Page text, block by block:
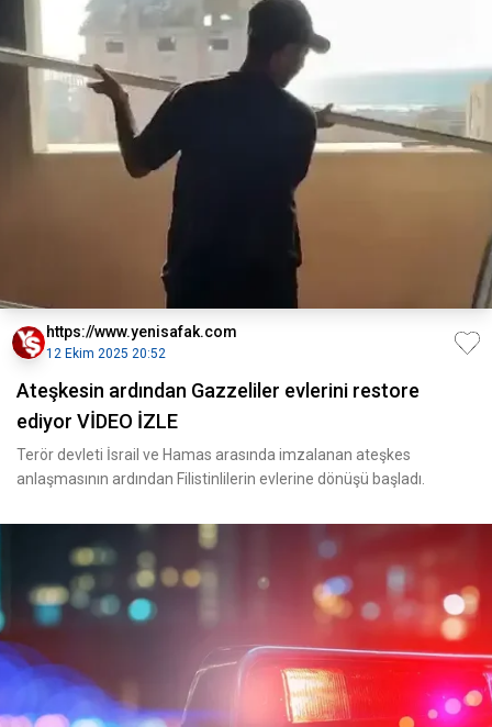
https://www.yenisafak.com
12 Ekim 2025 20:52
Ateşkesin ardından Gazzeliler evlerini restore
ediyor VİDEO İZLE
Terör devleti İsrail ve Hamas arasında imzalanan ateşkes
anlaşmasının ardından Filistinlilerin evlerine dönüşü başladı.